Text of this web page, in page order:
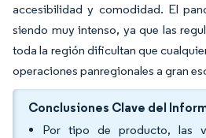
accesibilidad y comodidad. El
siendo muy intenso, ya que las
toda la región dificultan que
operaciones panregionales a gran
Conclusiones Clave del
Por tipo de producto, las